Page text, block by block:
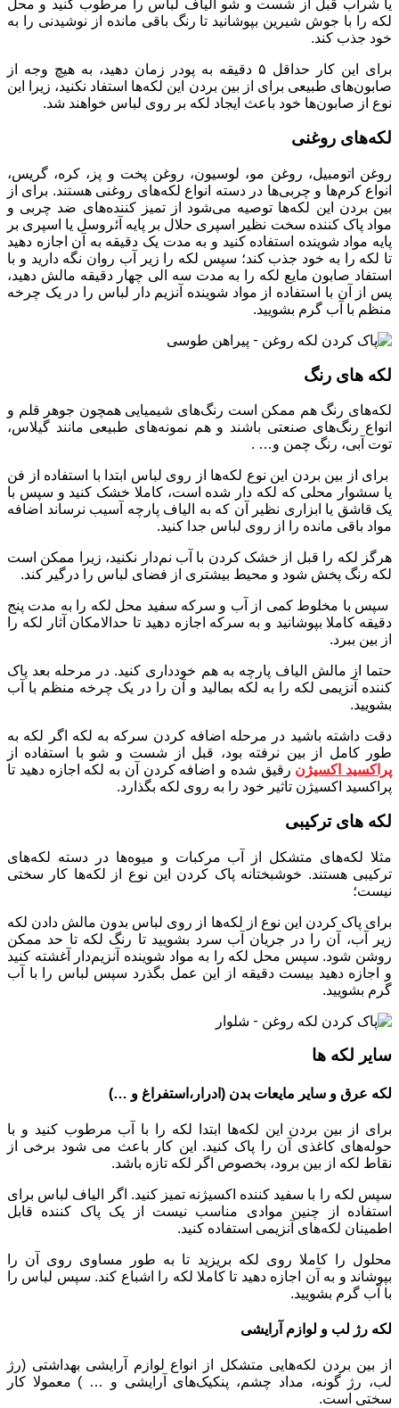
یا شراب قبل از شست و شو الیاف لباس را مرطوب کنید و محل
لکه را با جوش شیرین بپوشانید تا رنگ باقی مانده از نوشیدنی را به
خود جذب کند.
برای این کار حداقل ۵ دقیقه به پودر زمان دهید، به هیچ وجه از
صابون‌های طبیعی برای از بین بردن این لکه‌ها استفاد نکنید، زیرا این
نوع از صابون‌ها خود باعث ایجاد لکه بر روی لباس خواهند شد.
لکه‌های روغنی
روغن اتومبیل، روغن مو، لوسیون، روغن پخت و پز، کره، گریس،
انواع کرم‌ها و چربی‌ها در دسته انواع لکه‌های روغنی هستند. برای از
بین بردن این لکه‌ها توصیه می‌شود از تمیز کننده‌های ضد چربی و
مواد پاک کننده سخت نظیر اسپری حلال بر پایه آئروسل یا اسپری بر
پایه مواد شوینده استفاده کنید و به مدت یک دقیقه به آن اجازه دهید
تا لکه را به خود جذب کند؛ سپس لکه را زیر آب روان نگه دارید و با
استفاد صابون مایع لکه را به مدت سه الی چهار دقیقه مالش دهید،
پس از آن با استفاده از مواد شوینده آنزیم دار لباس را در یک چرخه
منظم با آب گرم بشویید.
لکه های رنگ
لکه‌های رنگ هم ممکن است رنگ‌های شیمیایی همچون جوهر قلم و
انواع رنگ‌های صنعتی باشند و هم نمونه‌های طبیعی مانند گیلاس،
توت آبی، رنگ چمن و… .
برای از بین بردن این نوع لکه‌ها از روی لباس ابتدا با استفاده از فن
یا سشوار محلی که لکه دار شده است، کاملا خشک کنید و سپس با
یک قاشق یا ابزاری نظیر آن که به الیاف پارچه آسیب نرساند اضافه
مواد باقی مانده را از روی لباس جدا کنید.
هرگز لکه را قبل از خشک کردن با آب نم‌دار نکنید، زیرا ممکن است
لکه رنگ پخش شود و محیط بیشتری از فضای لباس را درگیر کند.
سپس با مخلوط کمی از آب و سرکه سفید محل لکه را به مدت پنج
دقیقه کاملا بپوشانید و به سرکه اجازه دهید تا حدالامکان آثار لکه را
از بین ببرد.
حتما از مالش الیاف پارچه به هم خودداری کنید. در مرحله بعد پاک
کننده آنزیمی لکه را به لکه بمالید و آن را در یک چرخه منظم با آب
بشویید.
دقت داشته باشید در مرحله اضافه کردن سرکه به لکه اگر لکه به
طور کامل از بین نرفته بود، قبل از شست و شو با استفاده از
پراکسید اکسیژن رقیق شده و اضافه کردن آن به لکه اجازه دهید تا
پراکسید اکسیژن تاثیر خود را به روی لکه بگذارد.
لکه های ترکیبی
مثلا لکه‌های متشکل از آب مرکبات و میوه‌ها در دسته لکه‌های
ترکیبی هستند. خوشبختانه پاک کردن این نوع از لکه‌ها کار سختی
نیست؛
برای پاک کردن این نوع از لکه‌ها از روی لباس بدون مالش دادن لکه
زیر آب، آن را در جریان آب سرد بشویید تا رنگ لکه تا حد ممکن
روشن شود. سپس محل لکه را به مواد شوینده آنزیم‌دار آغشته کنید
و اجازه دهید بیست دقیقه از این عمل بگذرد سپس لباس را با آب
گرم بشویید.
سایر لکه ها
لکه عرق و سایر مایعات بدن (ادرار،استفراغ و …)
برای از بین بردن این لکه‌ها ابتدا لکه را با آب مرطوب کنید و با
حوله‌های کاغذی آن را پاک کنید. این کار باعث می شود برخی از
نقاط لکه از بین برود، بخصوص اگر لکه تازه باشد.
سپس لکه را با سفید کننده اکسیژنه تمیز کنید. اگر الیاف لباس برای
استفاده از چنین موادی مناسب نیست از یک پاک کننده قابل
اطمینان لکه‌های آنزیمی استفاده کنید.
محلول را کاملا روی لکه بریزید تا به طور مساوی روی آن را
بپوشاند و به آن اجازه دهید تا کاملا لکه را اشباع کند. سپس لباس را
با آب گرم بشویید.
لکه رژ لب و لوازم آرایشی
از بین بردن لکه‌هایی متشکل از انواع لوازم آرایشی بهداشتی (رژ
لب، رژ گونه، مداد چشم، پنکیک‌های آرایشی و … ) معمولا کار
سختی است.